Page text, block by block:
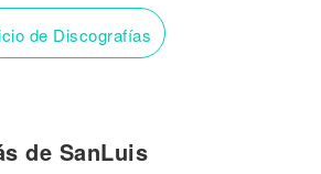
de Discografías
de SanLuis